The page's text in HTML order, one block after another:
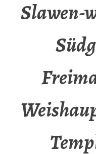
Slawen-